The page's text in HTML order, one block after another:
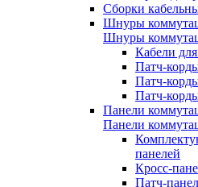
Сборки
Шнуры
Шнуры
Кабели
Патч-
Патч-
Патч-
Панели
Панели
панелей
Кросс-
Патч-